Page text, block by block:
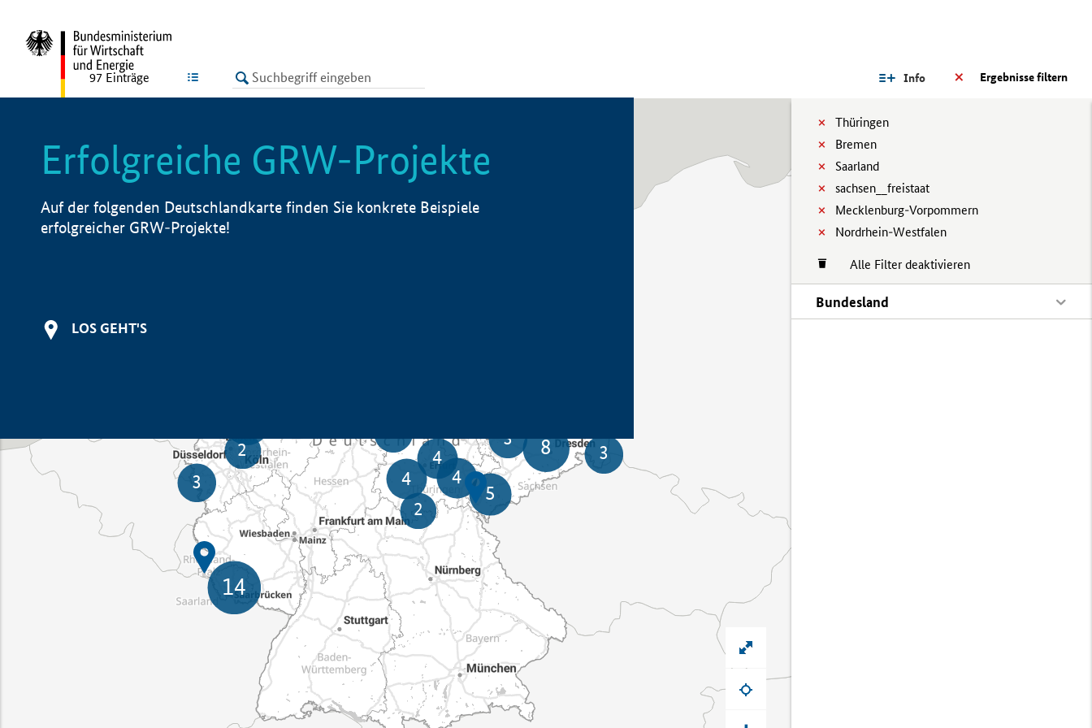
LISTE Ergebnisse filtern
Info
Thüringen
Bremen
Saarland
sachsen__freistaat
Mecklenburg-Vorpommern
Nordrhein-Westfalen
Alle Filter deaktivieren
Bundesland
97 Einträge
Erfolgreiche GRW-Projekte
Auf der folgenden Deutschlandkarte finden Sie konkrete Beispiele
erfolgreicher GRW-Projekte!
LOS GEHT'S